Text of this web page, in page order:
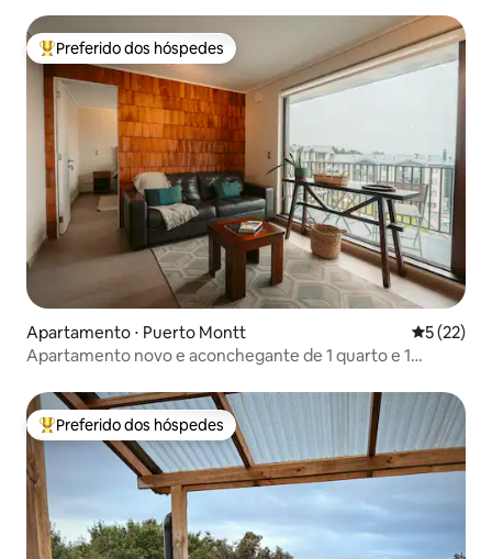
Entre os melhores preferidos dos hóspedes
Preferido dos hóspedes
Apartamento ⋅ Puerto Montt 5 de uma
5 (22)
Apartamento novo e aconchegante de 1 quarto e 1
Entre os melhores preferidos dos hóspedes
Preferido dos hóspedes